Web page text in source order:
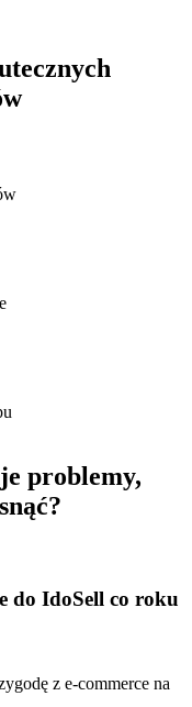
problemy,
do IdoSell co roku
z e-commerce na